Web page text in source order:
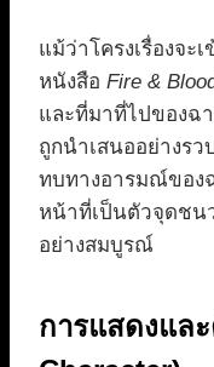
แม้ว่าโครงเรื่องจ
หนังสือ Fire &
และที่มาที่ไปของฉ
ถูกนำเสนออย่างร
ทบทางอารมณ์ของ
หน้าที่เป็นตัวจุดช
อย่างสมบูรณ์
การแสดงแล